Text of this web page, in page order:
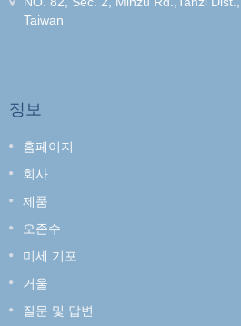
Taiwan
정보
홈페이지
회사
제품
오존수
미세 기포
거울
질문 및 답변